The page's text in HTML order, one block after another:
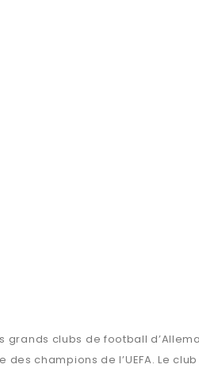
grands clubs de football
champions de l’UEFA. Le